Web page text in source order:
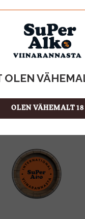
OLEN
OLEN VÄHEMALT 18
KOOD